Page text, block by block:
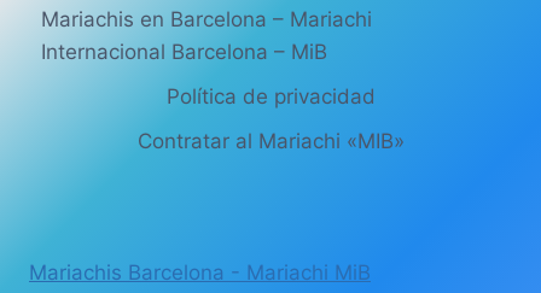
Mariachis en Barcelona – Mariachi
Internacional Barcelona – MiB
Política de privacidad
Contratar al Mariachi «MIB»
Mariachis Barcelona - Mariachi MiB